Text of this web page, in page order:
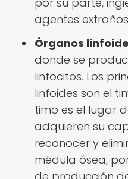
agentes
Órganos
donde se
linfocitos. Los
linfoides son el
timo es el lugar
adquieren su
reconocer y
médula ósea,